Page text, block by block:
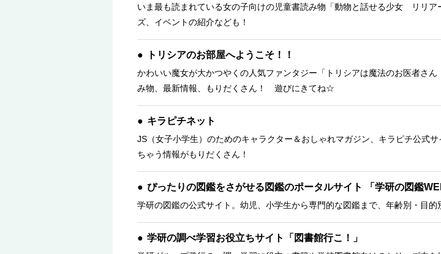
いま最も読まれている女の子向けの児童書読み物「動物と話せる少女 リリ
ズ、イベントの紹介なども！
トリシアのお部屋へようこそ！！
かわいい魔女が大かつやくの人気ファンタジー「トリシアは魔法のお医者さ
み物、最新情報、もりだくさん！ 遊びにきてね☆
キラピチネット
JS（女子小学生）のためのキャラクター＆おしゃれマガジン、キラピチ公式
ちゃう情報がもりだくさん！
ぴったりの図鑑をさがせる図鑑のポータルサイト 「学研の図鑑
学研の図鑑の公式サイト。幼児、小学生から専門的な図鑑まで、年齢別・目
学研の調べ学習お役立ちサイト「図書館行こ！」